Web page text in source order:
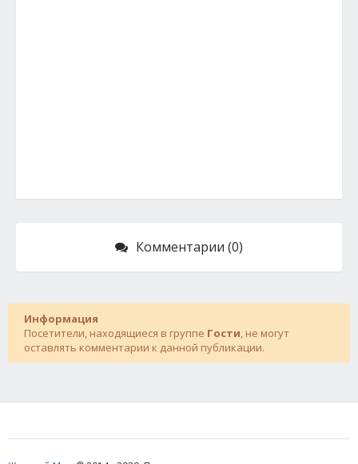
Комментарии (0)
Информация
Посетители, находящиеся в группе Гости , не могут
оставлять комментарии к данной публикации.